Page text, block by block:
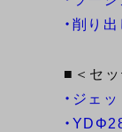
・削り
■＜セ
・ジェ
・